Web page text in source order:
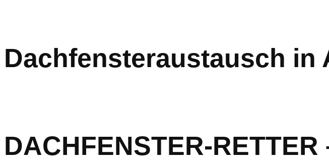
Dachfensteraustausch in
DACHFENSTER-